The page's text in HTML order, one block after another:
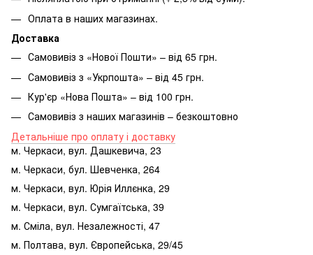
Оплата в наших магазинах.
Доставка
Самовивіз з «Нової Пошти» – від 65 грн.
Самовивіз з «Укрпошта» – від 45 грн.
Кур'єр «Нова Пошта» – від 100 грн.
Самовивіз з наших магазинів – безкоштовно
Детальніше про оплату і доставку
м. Черкаси, вул. Дашкевича, 23
м. Черкаси, бул. Шевченка, 264
м. Черкаси, вул. Юрія Иллєнка, 29
м. Черкаси, вул. Сумгаїтська, 39
м. Сміла, вул. Незалежності, 47
м. Полтава, вул. Європейська, 29/45